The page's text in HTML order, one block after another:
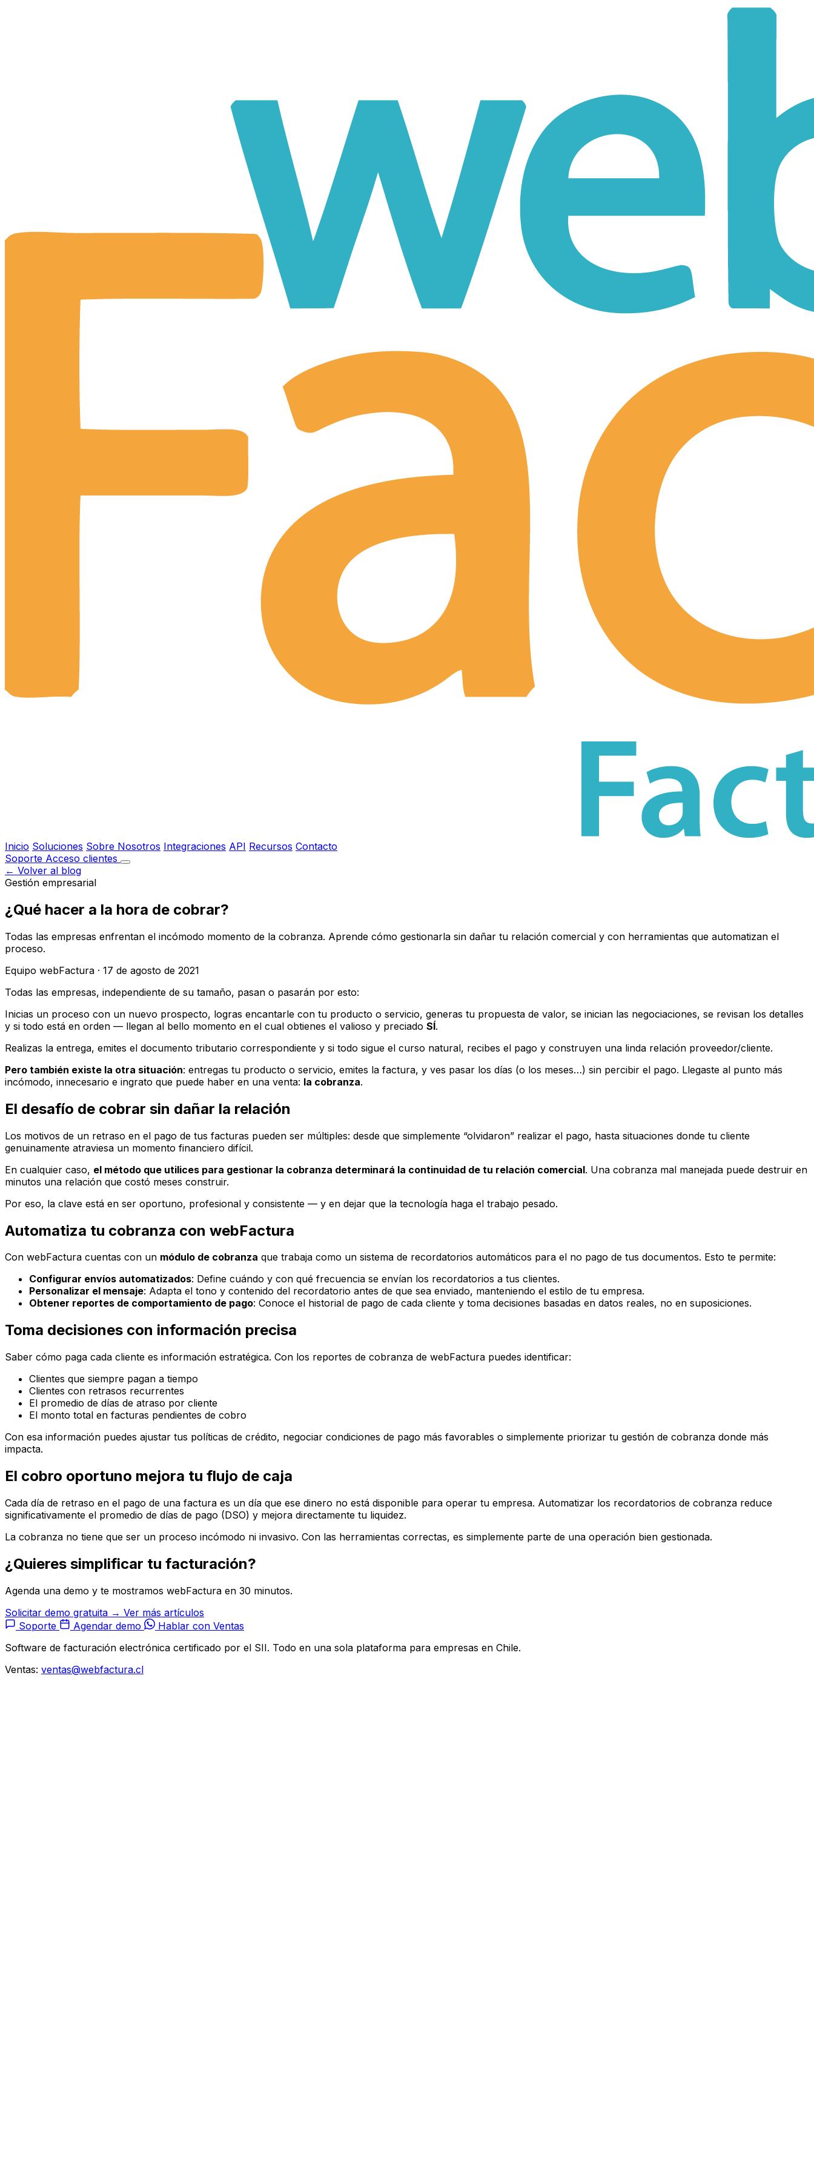
Inicio Soluciones Sobre Nosotros Integraciones API Recursos Contacto
Soporte Acceso clientes
← Volver al blog
Gestión empresarial
¿Qué hacer a la hora de cobrar?
Todas las empresas enfrentan el incómodo momento de la cobranza. Aprende cómo gestionarla sin dañar tu relación comercial y con herramientas que automatizan el
proceso.
Equipo webFactura · 17 de agosto de 2021
Todas las empresas, independiente de su tamaño, pasan o pasarán por esto:
Inicias un proceso con un nuevo prospecto, logras encantarle con tu producto o servicio, generas tu propuesta de valor, se inician las negociaciones, se revisan los detalles
y si todo está en orden — llegan al bello momento en el cual obtienes el valioso y preciado SÍ.
Realizas la entrega, emites el documento tributario correspondiente y si todo sigue el curso natural, recibes el pago y construyen una linda relación proveedor/cliente.
Pero también existe la otra situación: entregas tu producto o servicio, emites la factura, y ves pasar los días (o los meses…) sin percibir el pago. Llegaste al punto más
incómodo, innecesario e ingrato que puede haber en una venta: la cobranza.
El desafío de cobrar sin dañar la relación
Los motivos de un retraso en el pago de tus facturas pueden ser múltiples: desde que simplemente “olvidaron” realizar el pago, hasta situaciones donde tu cliente
genuinamente atraviesa un momento financiero difícil.
En cualquier caso, el método que utilices para gestionar la cobranza determinará la continuidad de tu relación comercial. Una cobranza mal manejada puede destruir en
minutos una relación que costó meses construir.
Por eso, la clave está en ser oportuno, profesional y consistente — y en dejar que la tecnología haga el trabajo pesado.
Automatiza tu cobranza con webFactura
Con webFactura cuentas con un módulo de cobranza que trabaja como un sistema de recordatorios automáticos para el no pago de tus documentos. Esto te permite:
Configurar envíos automatizados: Define cuándo y con qué frecuencia se envían los recordatorios a tus clientes.
Personalizar el mensaje: Adapta el tono y contenido del recordatorio antes de que sea enviado, manteniendo el estilo de tu empresa.
Obtener reportes de comportamiento de pago: Conoce el historial de pago de cada cliente y toma decisiones basadas en datos reales, no en suposiciones.
Toma decisiones con información precisa
Saber cómo paga cada cliente es información estratégica. Con los reportes de cobranza de webFactura puedes identificar:
Clientes que siempre pagan a tiempo
Clientes con retrasos recurrentes
El promedio de días de atraso por cliente
El monto total en facturas pendientes de cobro
Con esa información puedes ajustar tus políticas de crédito, negociar condiciones de pago más favorables o simplemente priorizar tu gestión de cobranza donde más
impacta.
El cobro oportuno mejora tu flujo de caja
Cada día de retraso en el pago de una factura es un día que ese dinero no está disponible para operar tu empresa. Automatizar los recordatorios de cobranza reduce
significativamente el promedio de días de pago (DSO) y mejora directamente tu liquidez.
La cobranza no tiene que ser un proceso incómodo ni invasivo. Con las herramientas correctas, es simplemente parte de una operación bien gestionada.
¿Quieres simplificar tu facturación?
Agenda una demo y te mostramos webFactura en 30 minutos.
Solicitar demo gratuita → Ver más artículos
Soporte
Agendar demo
Hablar con Ventas
Software de facturación electrónica certificado por el SII. Todo en una sola plataforma para empresas en Chile.
Ventas: ventas@webfactura.cl